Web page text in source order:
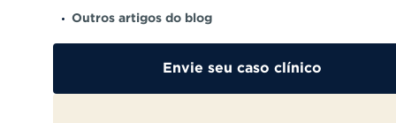
Outros artigos do blog
Envie seu caso clínico